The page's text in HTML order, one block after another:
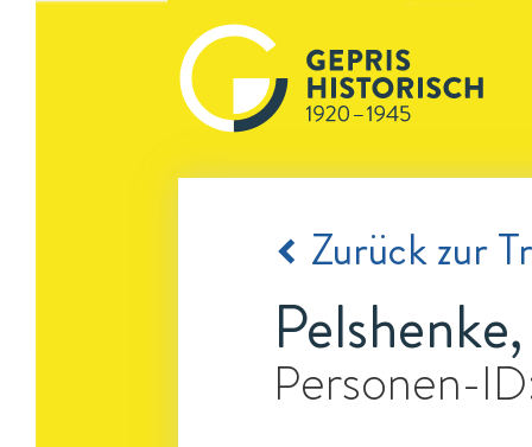
Zurück zur
Personen-